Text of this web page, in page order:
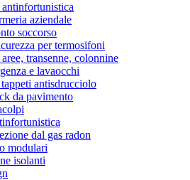
aziendale
soccorso
per termosifoni
transenne, colonnine
e lavaocchi
antisdrucciolo
da pavimento
dal gas radon
modulari
isolanti